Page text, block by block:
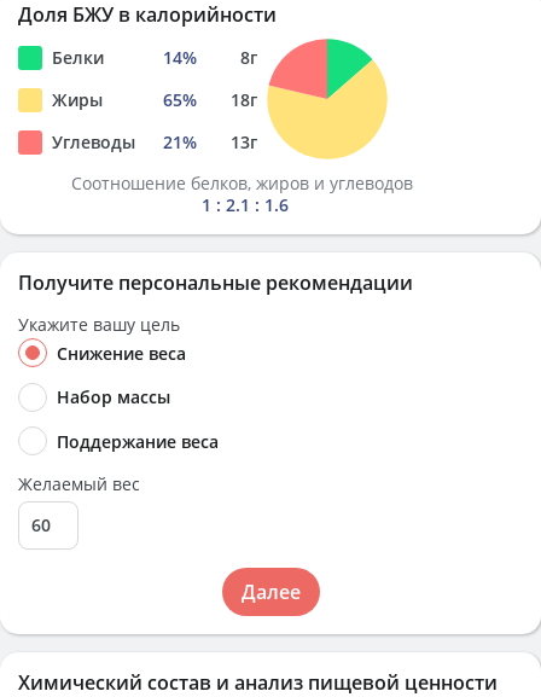
Химический состав и анализ пищевой ценности
Доля БЖУ в калорийности
Белки 14% 8г
Жиры
65% 18г
Углеводы
21% 13г
Соотношение белков, жиров и углеводов
1 : 2.1 : 1.6
Получите персональные рекомендации
Укажите вашу цель
Снижение веса
Набор массы
Поддержание веса
Желаемый вес
Далее